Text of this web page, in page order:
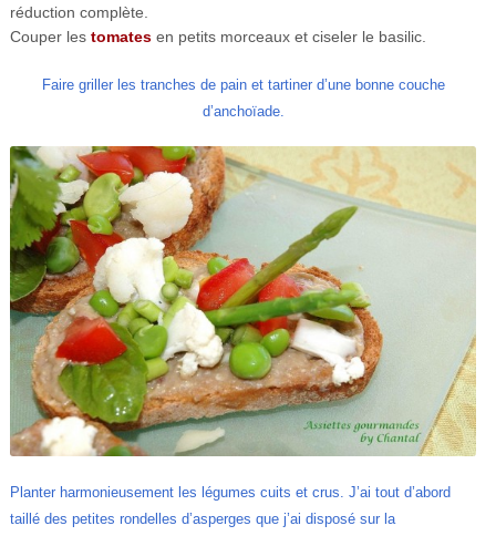
réduction complète.
Couper les tomatesen petits morceaux et ciseler le basilic.
Faire griller les tranches de pain et tartiner d’une bonne couche
d’anchoïade.
Planter harmonieusement les légumes cuits et crus. J’ai tout d’abord
taillé des petites rondelles d’asperges que j’ai disposé sur la